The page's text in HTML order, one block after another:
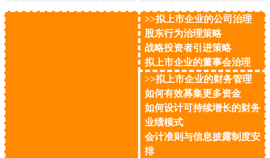
>>拟上市企业的公司治理
股东行为治理策略
战略投资者引进策略
拟上市企业的董事会治理
>>拟上市企业的财务管理
如何有效募集更多资金
如何设计可持续增长的财务
业绩模式
会计准则与信息披露制度安
排